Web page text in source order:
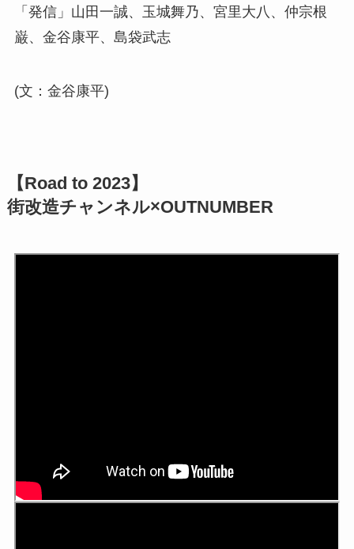
「発信」山田一誠、玉城舞乃、宮里大八、仲宗根
巌、金谷康平、島袋武志
(文：金谷康平)
【Road to 2023】
街改造チャンネル×OUTNUMBER